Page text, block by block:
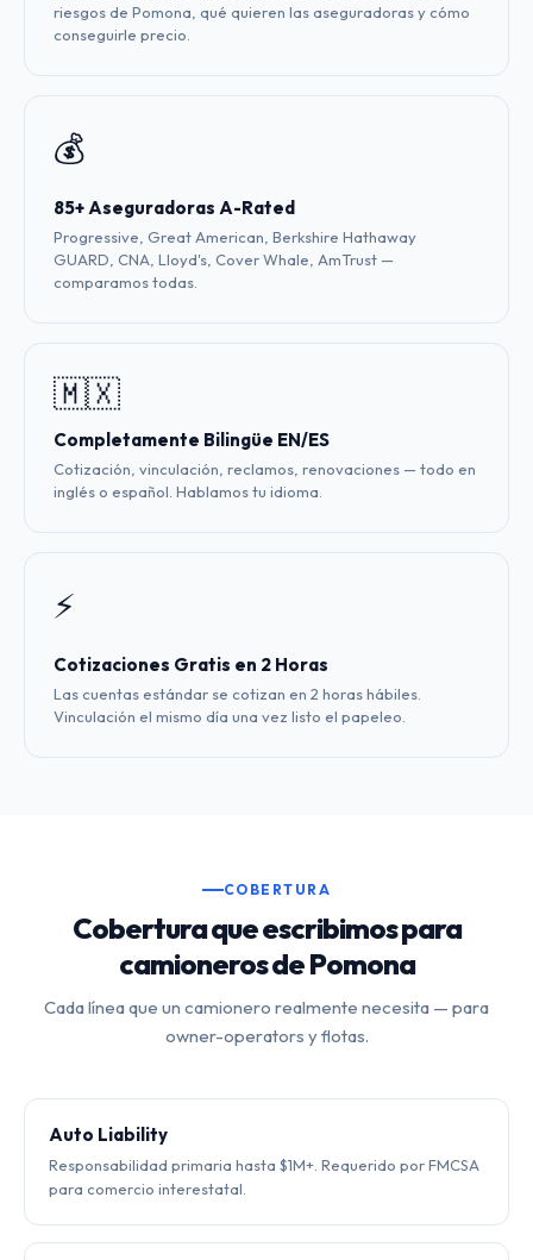
riesgos de Pomona, qué quieren las aseguradoras y cómo
conseguirle precio.
💰
85+ Aseguradoras A-Rated
Progressive, Great American, Berkshire Hathaway
GUARD, CNA, Lloyd's, Cover Whale, AmTrust —
comparamos todas.
🇲🇽
Completamente Bilingüe EN/ES
Cotización, vinculación, reclamos, renovaciones — todo en
inglés o español. Hablamos tu idioma.
⚡
Cotizaciones Gratis en 2 Horas
Las cuentas estándar se cotizan en 2 horas hábiles.
Vinculación el mismo día una vez listo el papeleo.
COBERTURA
Cobertura que escribimos para
camioneros de Pomona
Cada línea que un camionero realmente necesita — para
owner-operators y flotas.
Auto Liability
Responsabilidad primaria hasta $1M+. Requerido por FMCSA
para comercio interestatal.